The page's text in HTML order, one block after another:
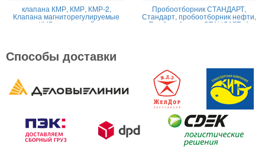
клапана КМР, КМР, КМР-2,
Клапана магниторегулируемые
КМР жидкостной
Пробоотборник СТАНДАРТ,
Стандарт, пробоотборник нефти,
Пробоотборник СТАНДАРТ -А
Способы доставки